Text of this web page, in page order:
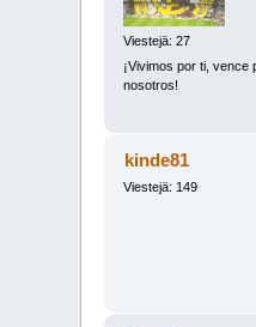
Viestejä: 27
¡Vivimos por ti, vence
nosotros!
kinde81
Viestejä: 149